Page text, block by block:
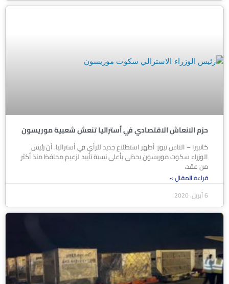
حزم الانعاش الاقتصادي في أستراليا تنعش شعبية موريسون
كانبيرا – الناس نيوز: أظهر استطلاع جديد للرأي في أستراليا، أن رئيس
الوزراء سكوت موريسون يحظى بأعلى نسبة تأييد لزعيم محافظ منذ أكثر
من عقد،
قراءة المقال »
6 أبريل، 2020